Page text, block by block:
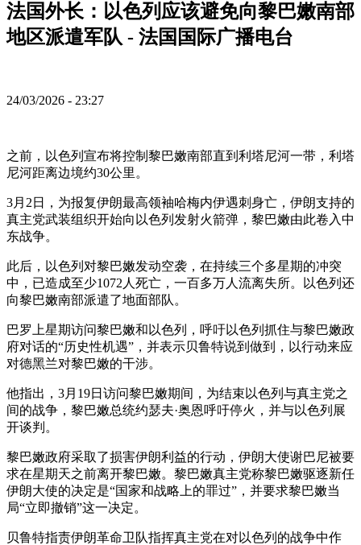
法国外长：以色列应该避免向黎巴嫩南部
地区派遣军队 - 法国国际广播电台
24/03/2026 - 23:27
之前，以色列宣布将控制黎巴嫩南部直到利塔尼河一带，利塔
尼河距离边境约30公里。
3月2日，为报复伊朗最高领袖哈梅内伊遇刺身亡，伊朗支持的
真主党武装组织开始向以色列发射火箭弹，黎巴嫩由此卷入中
东战争。
此后，以色列对黎巴嫩发动空袭，在持续三个多星期的冲突
中，已造成至少1072人死亡，一百多万人流离失所。以色列还
向黎巴嫩南部派遣了地面部队。
巴罗上星期访问黎巴嫩和以色列，呼吁以色列抓住与黎巴嫩政
府对话的“历史性机遇”，并表示贝鲁特说到做到，以行动来应
对德黑兰对黎巴嫩的干涉。
他指出，3月19日访问黎巴嫩期间，为结束以色列与真主党之
间的战争，黎巴嫩总统约瑟夫·奥恩呼吁停火，并与以色列展
开谈判。
黎巴嫩政府采取了损害伊朗利益的行动，伊朗大使谢巴尼被要
求在星期天之前离开黎巴嫩。黎巴嫩真主党称黎巴嫩驱逐新任
伊朗大使的决定是“国家和战略上的罪过”，并要求黎巴嫩当
局“立即撤销”这一决定。
贝鲁特指责伊朗革命卫队指挥真主党在对以色列的战争中作